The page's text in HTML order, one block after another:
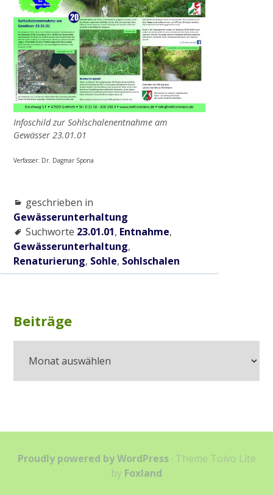
Infoschild zur Sohlschalenentnahme am
Gewässer 23.01.01
Verfasser: Dr. Dagmar Spona
geschrieben in
Gewässerunterhaltung
Suchworte 23.01.01, Entnahme,
Gewässerunterhaltung,
Renaturierung, Sohle, Sohlschalen
Subsidiary
Sidebar
BeiträgeBeiträge
Proudly powered by WordPress · Theme Toivo Lite
by Foxland